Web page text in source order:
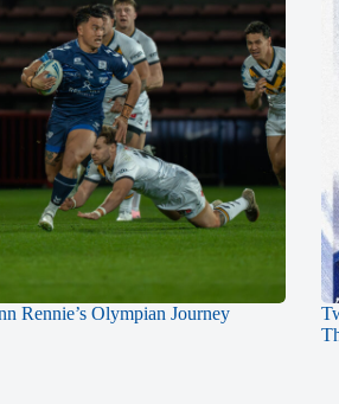
Rennie’s Olympian Journey